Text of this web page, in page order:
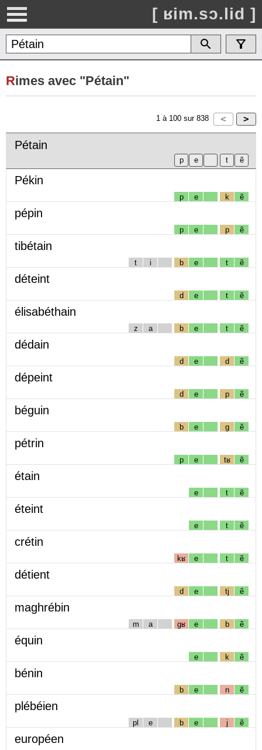
[ ʁim.sɔ.lid ]
Rimes avec "Pétain"
1 à 100 sur 838
Pétain
Pékin
p e k ẽ
pépin
p e p ẽ
tibétain
t i b e t ẽ
déteint
d e t ẽ
élisabéthain
z a b e t ẽ
dédain
d e d ẽ
dépeint
d e p ẽ
béguin
b e g ẽ
pétrin
p e tʁ ẽ
étain
e t ẽ
éteint
e t ẽ
crétin
kʁ e t ẽ
détient
d e tj ẽ
maghrébin
m a gʁ e b ẽ
équin
e k ẽ
bénin
b e n ẽ
plébéien
pl e b e j ẽ
européen